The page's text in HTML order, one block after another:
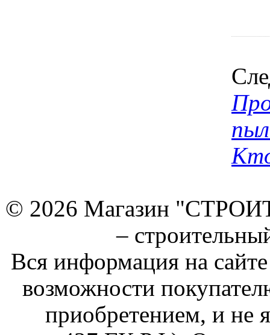
© 2026 Магазин
–
Вся информация на
возможности
приобретением, и не